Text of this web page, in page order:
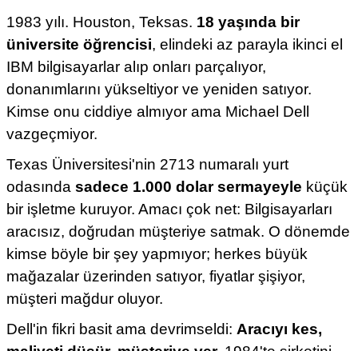
1983 yılı. Houston, Teksas. 18 yaşında bir
üniversite öğrencisi, elindeki az parayla ikinci el
IBM bilgisayarlar alıp onları parçalıyor,
donanımlarını yükseltiyor ve yeniden satıyor.
Kimse onu ciddiye almıyor ama Michael Dell
vazgeçmiyor.
Texas Üniversitesi'nin 2713 numaralı yurt
odasında sadece 1.000 dolar sermayeyle küçük
bir işletme kuruyor. Amacı çok net: Bilgisayarları
aracısız, doğrudan müşteriye satmak. O dönemde
kimse böyle bir şey yapmıyor; herkes büyük
mağazalar üzerinden satıyor, fiyatlar şişiyor,
müşteri mağdur oluyor.
Dell'in fikri basit ama devrimseldi: Aracıyı kes,